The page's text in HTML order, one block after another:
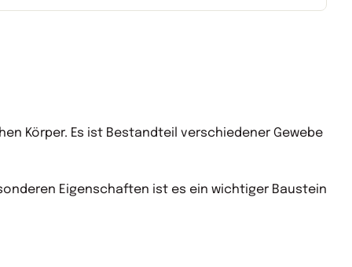
Körper. Es ist Bestandteil verschiedener Gewebe
Eigenschaften ist es ein wichtiger Baustein